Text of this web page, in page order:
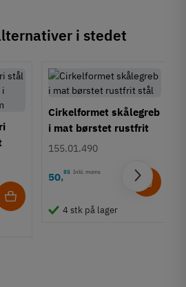
i stedet
-
Cirkelformet skålegreb
i mat børstet rustfrit
stål
155.01.490
50,85 Inkl. moms
4 stk på lager